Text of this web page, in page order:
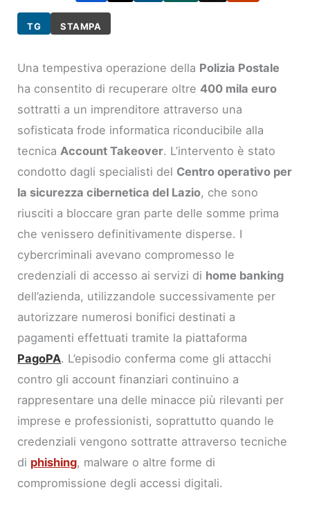
TG STAMPA
Una tempestiva operazione della Polizia Postale
ha consentito di recuperare oltre400 mila euro
sottratti a un imprenditore attraverso una
sofisticata frode informatica riconducibile alla
tecnica Account Takeover. L’intervento è stato
condotto dagli specialisti del Centro operativo per
la sicurezza cibernetica del Lazio, che sono
riusciti a bloccare gran parte delle somme prima
che venissero definitivamente disperse. I
cybercriminali avevano compromesso le
credenziali di accesso ai servizi di home banking
dell’azienda, utilizzandole successivamente per
autorizzare numerosi bonifici destinati a
pagamenti effettuati tramite la piattaforma
PagoPA. L’episodio conferma come gli attacchi
contro gli account finanziari continuino a
rappresentare una delle minacce più rilevanti per
imprese e professionisti, soprattutto quando le
credenziali vengono sottratte attraverso tecniche
di phishing, malware o altre forme di
compromissione degli accessi digitali.